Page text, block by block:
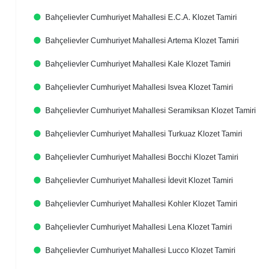
Bahçelievler Cumhuriyet Mahallesi E.C.A. Klozet Tamiri
Bahçelievler Cumhuriyet Mahallesi Artema Klozet Tamiri
Bahçelievler Cumhuriyet Mahallesi Kale Klozet Tamiri
Bahçelievler Cumhuriyet Mahallesi Isvea Klozet Tamiri
Bahçelievler Cumhuriyet Mahallesi Seramiksan Klozet Tamiri
Bahçelievler Cumhuriyet Mahallesi Turkuaz Klozet Tamiri
Bahçelievler Cumhuriyet Mahallesi Bocchi Klozet Tamiri
Bahçelievler Cumhuriyet Mahallesi İdevit Klozet Tamiri
Bahçelievler Cumhuriyet Mahallesi Kohler Klozet Tamiri
Bahçelievler Cumhuriyet Mahallesi Lena Klozet Tamiri
Bahçelievler Cumhuriyet Mahallesi Lucco Klozet Tamiri